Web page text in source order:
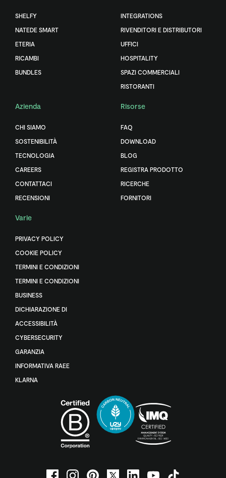
SHELFY
NATEDE SMART
ETERIA
RICAMBI
BUNDLES
INTEGRATIONS
RIVENDITORI E DISTRIBUTORI
UFFICI
HOSPITALITY
SPAZI COMMERCIALI
RISTORANTI
Azienda
CHI SIAMO
SOSTENIBILITÀ
TECNOLOGIA
CAREERS
CONTATTACI
RECENSIONI
Risorse
FAQ
DOWNLOAD
BLOG
REGISTRA PRODOTTO
RICERCHE
FORNITORI
Varie
PRIVACY POLICY
COOKIE POLICY
TERMINI E CONDIZIONI
TERMINI E CONDIZIONI
BUSINESS
DICHIARAZIONE DI
ACCESSIBILITÀ
CYBERSECURITY
GARANZIA
INFORMATIVA RAEE
KLARNA